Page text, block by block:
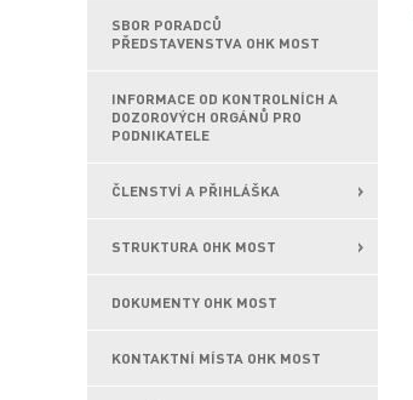
SBOR PORADCŮ
PŘEDSTAVENSTVA OHK MOST
INFORMACE OD KONTROLNÍCH A
DOZOROVÝCH ORGÁNŮ PRO
PODNIKATELE
ČLENSTVÍ A PŘIHLÁŠKA
STRUKTURA OHK MOST
DOKUMENTY OHK MOST
KONTAKTNÍ MÍSTA OHK MOST